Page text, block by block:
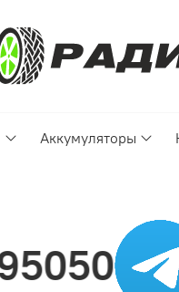
Аккумуляторы